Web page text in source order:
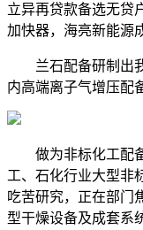
立异再贷款备选无贷
加快器，海亮新能源
兰石配备研制出我
内高端离子气增压配
做为非标化工配备
工、石化行业大型非
吃苦研究，正在部门
型干燥设备及成套系